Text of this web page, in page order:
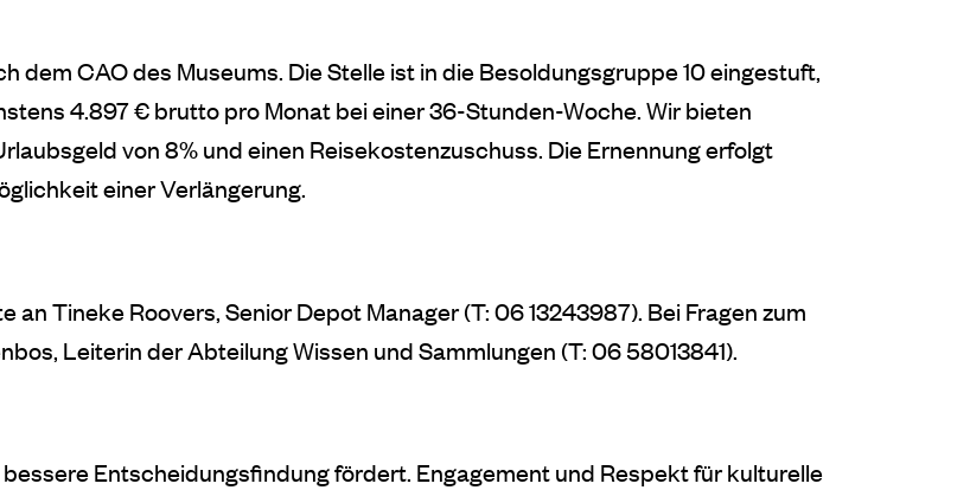
dem CAO des Museums. Die Stelle ist in die Besoldungsgruppe 10 eingestuft,
4.897 € brutto pro Monat bei einer 36-Stunden-Woche. Wir bieten
von 8% und einen Reisekostenzuschuss. Die Ernennung erfolgt
einer Verlängerung.
Tineke Roovers, Senior Depot Manager (T: 06 13243987). Bei Fragen zum
Leiterin der Abteilung Wissen und Sammlungen (T: 06 58013841).
Entscheidungsfindung fördert. Engagement und Respekt für kulturelle